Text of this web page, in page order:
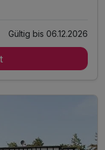
Gültig bis 06.12.2026